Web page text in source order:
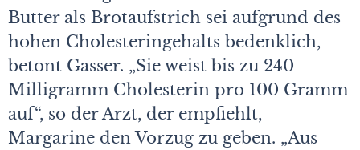
Butter als Brotaufstrich sei aufgrund des
hohen Cholesteringehalts bedenklich,
betont Gasser. „Sie weist bis zu 240
Milligramm Cholesterin pro 100 Gramm
auf“, so der Arzt, der empfiehlt,
Margarine den Vorzug zu geben. „Aus